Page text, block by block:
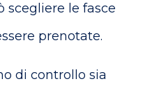
scegliere le fasce
prenotate.
di controllo sia